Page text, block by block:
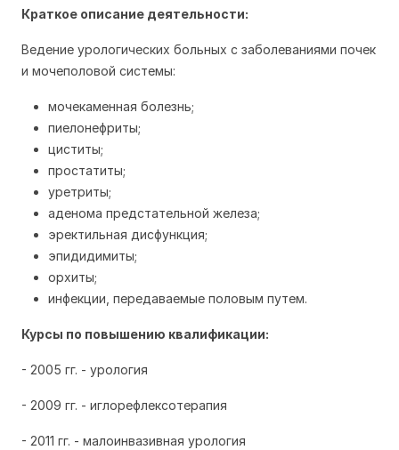
Краткое описание деятельности:
Ведение урологических больных с заболеваниями почек
и мочеполовой системы:
мочекаменная болезнь;
пиелонефриты;
циститы;
простатиты;
уретриты;
аденома предстательной железа;
эректильная дисфункция;
эпидидимиты;
орхиты;
инфекции, передаваемые половым путем.
Курсы по повышению квалификации:
- 2005 гг. - урология
- 2009 гг. - иглорефлексотерапия
- 2011 гг. - малоинвазивная урология